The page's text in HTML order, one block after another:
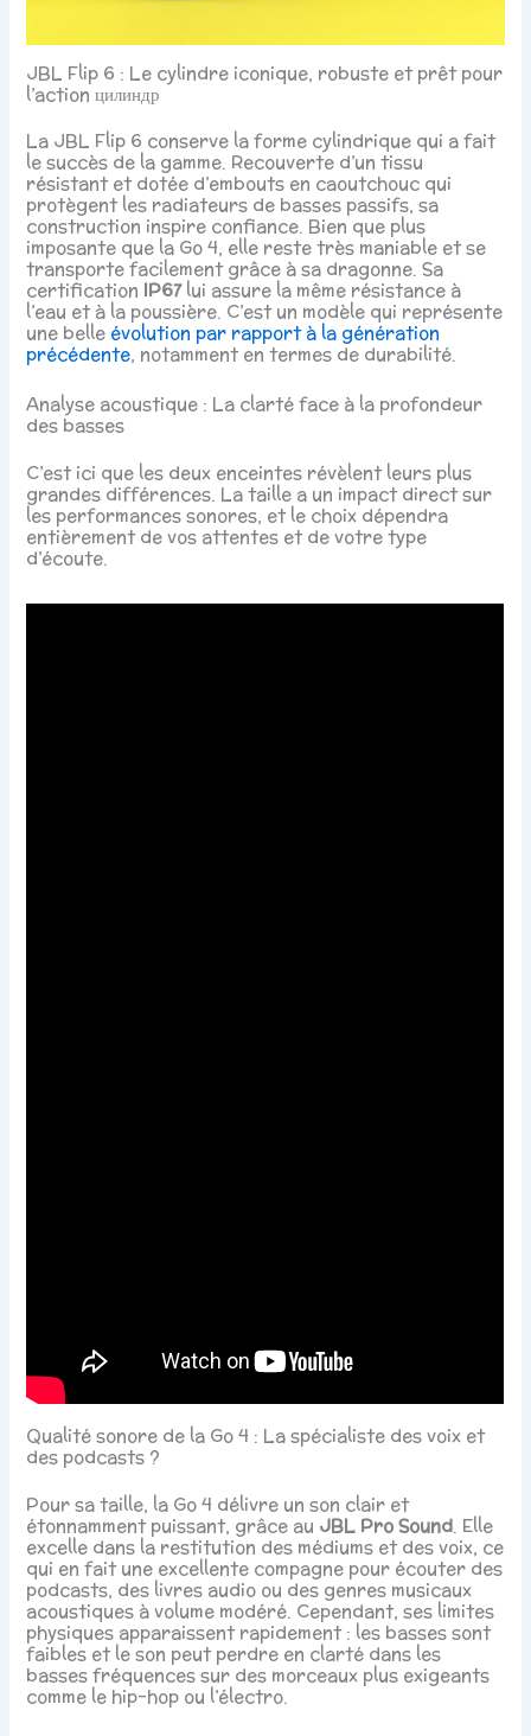
JBL Flip 6 : Le cylindre iconique, robuste et prêt pour
l’action цилиндр
La JBL Flip 6 conserve la forme cylindrique qui a fait
le succès de la gamme. Recouverte d’un tissu
résistant et dotée d’embouts en caoutchouc qui
protègent les radiateurs de basses passifs, sa
construction inspire confiance. Bien que plus
imposante que la Go 4, elle reste très maniable et se
transporte facilement grâce à sa dragonne. Sa
certification IP67lui assure la même résistance à
l’eau et à la poussière. C’est un modèle qui représente
une belle évolution par rapport à la génération
précédente, notamment en termes de durabilité.
Analyse acoustique : La clarté face à la profondeur
des basses
C’est ici que les deux enceintes révèlent leurs plus
grandes différences. La taille a un impact direct sur
les performances sonores, et le choix dépendra
entièrement de vos attentes et de votre type
d’écoute.
Qualité sonore de la Go 4 : La spécialiste des voix et
des podcasts ?
Pour sa taille, la Go 4 délivre un son clair et
étonnamment puissant, grâce au JBL Pro Sound. Elle
excelle dans la restitution des médiums et des voix, ce
qui en fait une excellente compagne pour écouter des
podcasts, des livres audio ou des genres musicaux
acoustiques à volume modéré. Cependant, ses limites
physiques apparaissent rapidement : les basses sont
faibles et le son peut perdre en clarté dans les
basses fréquences sur des morceaux plus exigeants
comme le hip-hop ou l’électro.